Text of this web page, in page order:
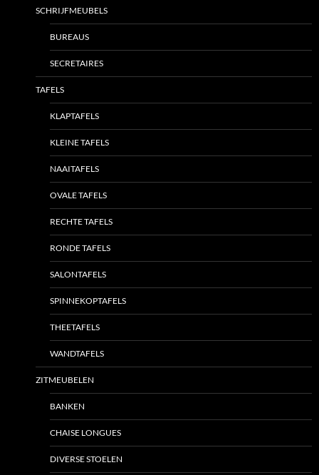
SCHRIJFMEUBELS
BUREAUS
SECRETAIRES
TAFELS
KLAPTAFELS
KLEINE TAFELS
NAAITAFELS
OVALE TAFELS
RECHTE TAFELS
RONDE TAFELS
SALONTAFELS
SPINNEKOPTAFELS
THEETAFELS
WANDTAFELS
ZITMEUBELEN
BANKEN
CHAISE LONGUES
DIVERSE STOELEN